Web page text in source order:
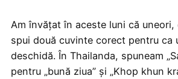
Am învățat în aceste luni că
spui două cuvinte corect pentru ca
deschidă. În Thailanda, spuneam
pentru „bună ziua” și „Khop khun